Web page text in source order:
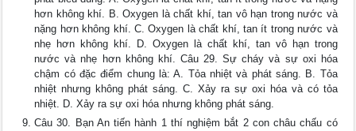
hơn không khí. B. Oxygen là chất khí, tan vô hạn trong nước và
nặng hơn không khí. C. Oxygen là chất khí, tan ít trong nước và
nhẹ hơn không khí. D. Oxygen là chất khí, tan vô hạn trong
nước và nhẹ hơn không khí. Câu 29. Sự cháy và sự oxi hóa
chậm có đặc điểm chung là: A. Tỏa nhiệt và phát sáng. B. Tỏa
nhiệt nhưng không phát sáng. C. Xảy ra sự oxi hóa và có tỏa
nhiệt. D. Xảy ra sự oxi hóa nhưng không phát sáng.
Câu 30. Bạn An tiến hành 1 thí nghiệm bắt 2 con châu chấu có